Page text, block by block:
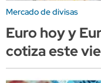
Mercado de divisas
Euro hoy y
cotiza este